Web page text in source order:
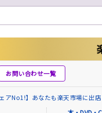
お問い合わせ一覧
アNo1!】あなたも楽天市場に出